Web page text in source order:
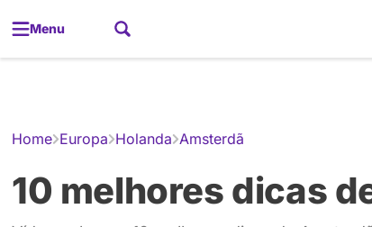
Menu
Home Europa Holanda Amsterdã
10 melhores dicas